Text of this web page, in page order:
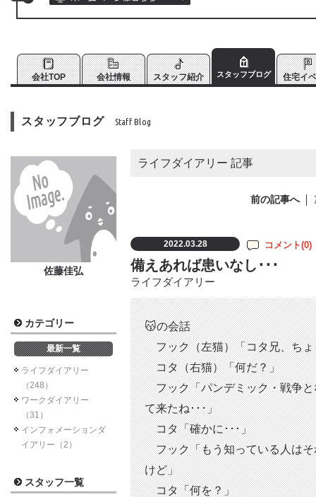
会社TOP 会社情報 スタッフ紹介 スタッフブログ 住宅イ
スタッフブログ Staff Blog
ライフダイアリー 記事
前の記事へ
2022.03.28 コメント(0)
備えあれば患いなし･･･
ライフダイアリー
😽の会話
フック（左猫）「コタ兄、ちょ
コタ（右猫）「何だ？」
フック「パンデミック・戦争と
て来たね･･･」
コタ「確かに･･･」
フック「もう知っている人はそ
けど」
コタ「何を？」
佐藤佳弘
カテゴリー
最新一覧
ライフダイアリー
（248）
ワークダイアリー
（31）
インフォメーションダ
イアリー（2）
スタッフ一覧